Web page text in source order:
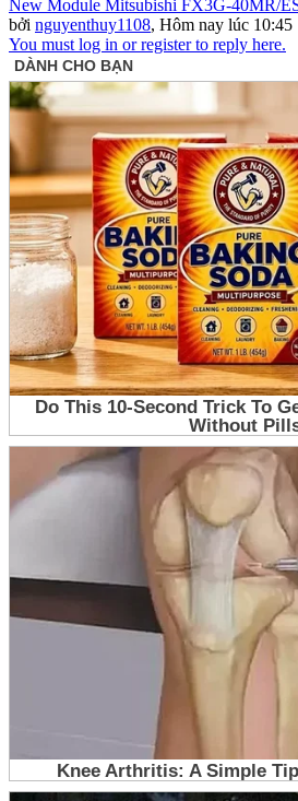
New Module Mitsubishi FX3G-40MR/
bởi nguyenthuy1108, Hôm nay lúc 10:45
You must log in or register to reply here.